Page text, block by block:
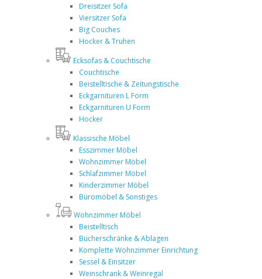
Dreisitzer Sofa
Viersitzer Sofa
Big Couches
Hocker & Truhen
Ecksofas & Couchtische
Couchtische
Beistelltische & Zeitungstische
Eckgarnituren L Form
Eckgarnituren U Form
Hocker
Klassische Möbel
Esszimmer Möbel
Wohnzimmer Möbel
Schlafzimmer Möbel
Kinderzimmer Möbel
Büromöbel & Sonstiges
Wohnzimmer Möbel
Beistelltisch
Bücherschränke & Ablagen
Komplette Wohnzimmer Einrichtung
Sessel & Einsitzer
Weinschrank & Weinregal